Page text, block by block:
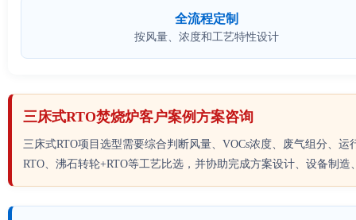
全流程定制
按风量、浓度和工艺特性设计
三床式RTO焚烧炉客户案例方案咨询
三床式RTO项目选型需要综合判断风量、VOCs浓度、废气组分、
RTO、沸石转轮+RTO等工艺比选，并协助完成方案设计、设备制